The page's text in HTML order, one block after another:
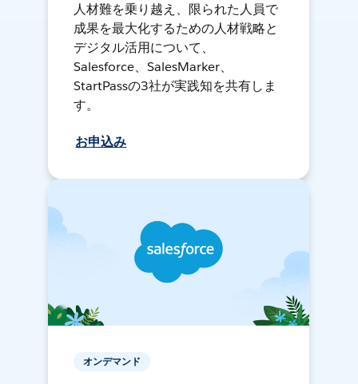
人材難を乗り越え、限られた人員で
成果を最大化するための人材戦略と
デジタル活用について、
Salesforce、SalesMarker、
StartPassの3社が実践知を共有しま
す。
お申込み
オンデマンド